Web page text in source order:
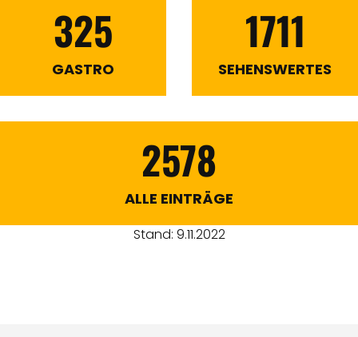
325
GASTRO
1711
SEHENSWERTES
2578
ALLE EINTRÄGE
Stand: 9.11.2022